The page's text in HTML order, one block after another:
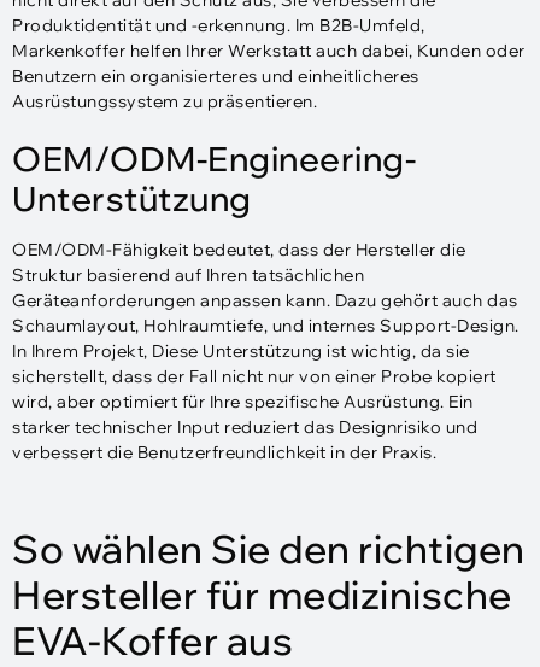
Produktidentität und -erkennung. Im B2B-Umfeld,
Markenkoffer helfen Ihrer Werkstatt auch dabei, Kunden oder
Benutzern ein organisierteres und einheitlicheres
Ausrüstungssystem zu präsentieren.
OEM/ODM-Engineering-
Unterstützung
OEM/ODM-Fähigkeit bedeutet, dass der Hersteller die
Struktur basierend auf Ihren tatsächlichen
Geräteanforderungen anpassen kann. Dazu gehört auch das
Schaumlayout, Hohlraumtiefe, und internes Support-Design.
In Ihrem Projekt, Diese Unterstützung ist wichtig, da sie
sicherstellt, dass der Fall nicht nur von einer Probe kopiert
wird, aber optimiert für Ihre spezifische Ausrüstung. Ein
starker technischer Input reduziert das Designrisiko und
verbessert die Benutzerfreundlichkeit in der Praxis.
So wählen Sie den richtigen
Hersteller für medizinische
EVA-Koffer aus